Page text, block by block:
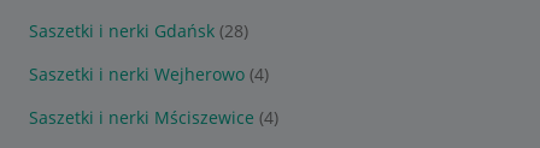
Saszetki i nerki Gdańsk (28)
Saszetki i nerki Wejherowo (4)
Saszetki i nerki Mściszewice (4)